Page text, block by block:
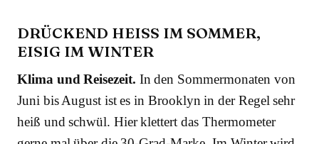
DRÜCKEND HEISS IM SOMMER, E
ISIG IM WINTER
Klima und Reisezeit. In den Sommermonaten von
Juni bis August ist es in Brooklyn in der Regel sehr
heiß und schwül. Hier klettert das Thermometer